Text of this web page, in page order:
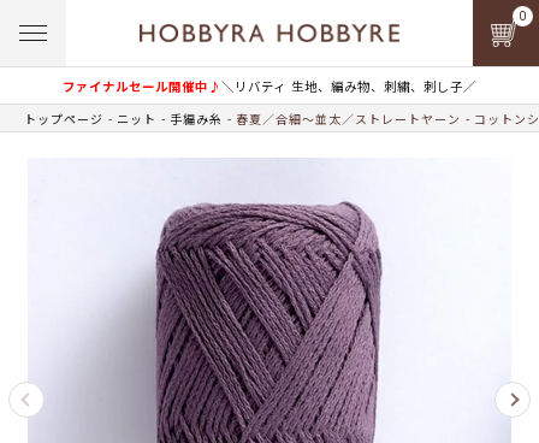
ファイナルセール開催中♪＼リバティ 生地、編み物、刺繍、刺し子／
0
トップページ ニット 手編み糸 春夏／合細～並太／ストレートヤーン コットン